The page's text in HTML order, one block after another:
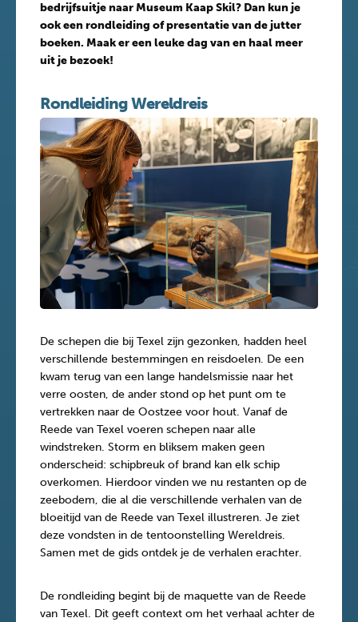
bedrijfsuitje naar Museum Kaap Skil? Dan kun je
ook een rondleiding of presentatie van de jutter
boeken. Maak er een leuke dag van en haal meer
uit je bezoek!
Rondleiding Wereldreis
De schepen die bij Texel zijn gezonken, hadden heel
verschillende bestemmingen en reisdoelen. De een
kwam terug van een lange handelsmissie naar het
verre oosten, de ander stond op het punt om te
vertrekken naar de Oostzee voor hout. Vanaf de
Reede van Texel voeren schepen naar alle
windstreken. Storm en bliksem maken geen
onderscheid: schipbreuk of brand kan elk schip
overkomen. Hierdoor vinden we nu restanten op de
zeebodem, die al die verschillende verhalen van de
bloeitijd van de Reede van Texel illustreren. Je ziet
deze vondsten in de tentoonstelling Wereldreis.
Samen met de gids ontdek je de verhalen erachter.
De rondleiding begint bij de maquette van de Reede
van Texel. Dit geeft context om het verhaal achter de